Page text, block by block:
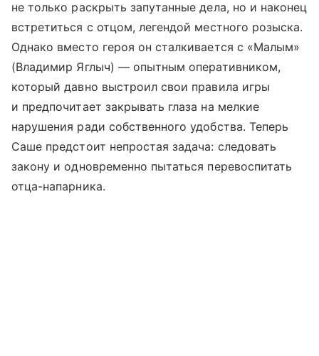
не только раскрыть запутанные дела, но и наконец
встретиться с отцом, легендой местного розыска.
Однако вместо героя он сталкивается с «Малым»
(Владимир Яглыч) — опытным оперативником,
который давно выстроил свои правила игры
и предпочитает закрывать глаза на мелкие
нарушения ради собственного удобства. Теперь
Саше предстоит непростая задача: следовать
закону и одновременно пытаться перевоспитать
отца-напарника.